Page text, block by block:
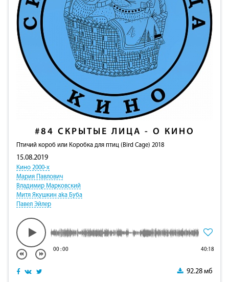
#84 СКРЫТЫЕ ЛИЦА - О КИНО
Птичий короб или Коробка для птиц (Bird Cage) 2018
15.08.2019
Кино 2000-х
Мария Павлович
Владимир Марковский
Митя Якушкин aka Буба
Павел Эйлер
00:00 40:18
92.28 мб